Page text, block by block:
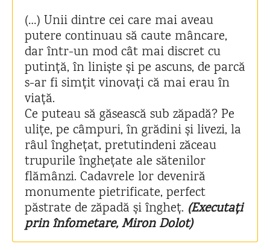
(…) Unii dintre cei care mai aveau
putere continuau să caute mâncare,
dar într-un mod cât mai discret cu
putință, în liniște și pe ascuns, de parcă
s-ar fi simțit vinovați că mai erau în
viață.
Ce puteau să găsească sub zăpadă? Pe
ulițe, pe câmpuri, în grădini și livezi, la
râul înghețat, pretutindeni zăceau
trupurile înghețate ale sătenilor
flămânzi. Cadavrele lor deveniră
monumente pietrificate, perfect
păstrate de zăpadă și îngheț. (Executați
prin înfometare, Miron Dolot)